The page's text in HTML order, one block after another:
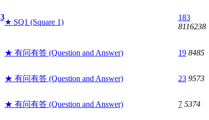
3
★ SQ1 (Square 1)
183
8116238
★ 有问有答 (Question and Answer) 19 8485
★ 有问有答 (Question and Answer) 23 9573
★ 有问有答 (Question and Answer) 7 5374